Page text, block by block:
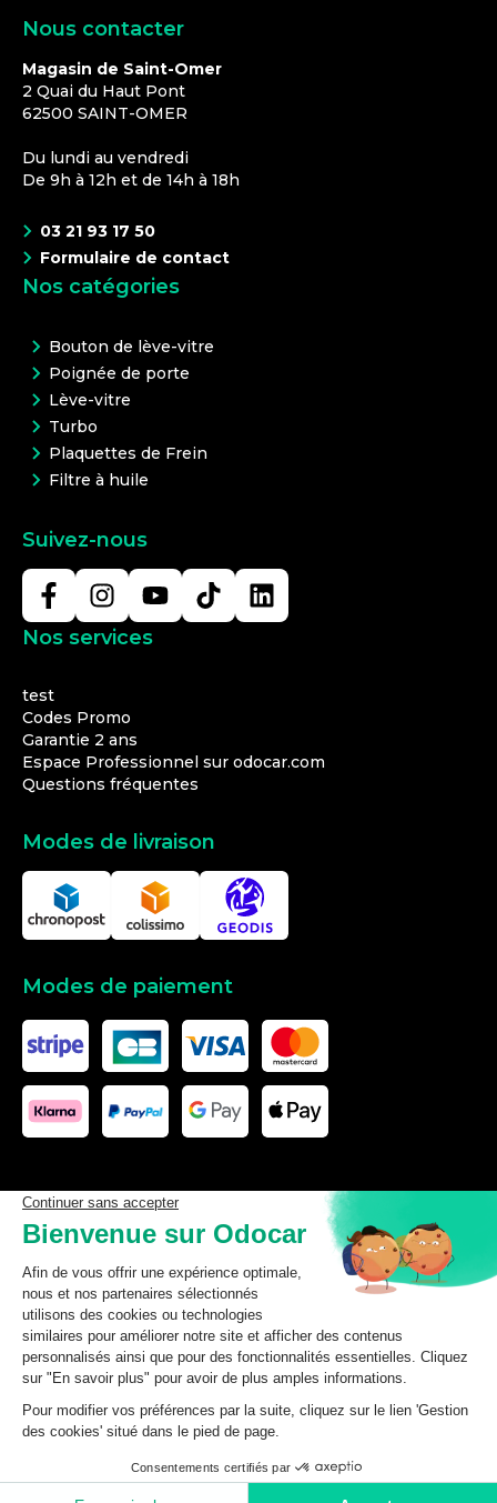
Ajouter au panier
Nous contacter
Magasin de Saint-Omer
2 Quai du Haut Pont
62500 SAINT-OMER
Du lundi au vendredi
De 9h à 12h et de 14h à 18h
03 21 93 17 50
Formulaire de contact
Nos catégories
Bouton de lève-vitre
Poignée de porte
Lève-vitre
Turbo
Plaquettes de Frein
Filtre à huile
Suivez-nous
Nos services
test
Codes Promo
Garantie 2 ans
Espace Professionnel sur odocar.com
Questions fréquentes
Modes de livraison
Modes de paiement
Les données affichées ici, particulièrement la base de donnée
complète, ne doivent pas être copiées. Il est interdit d’exploiter les
données ou la base de données complète, de laisser un tiers les
exploiter, ni de les rendre accessible à un tiers, sans accord
préalable de TecDoc. Toute infraction constitue une violation des
droits d’auteur et fera l’objet de poursuites.
odocar2026©
CGV Particuliers
CGV Professionnels
Données personnelles